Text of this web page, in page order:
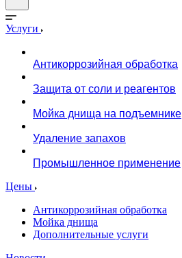
Услуги
Антикоррозийная обработка
Защита от соли и реагентов
Мойка днища на подъемнике
Удаление запахов
Промышленное применение
Цены
Антикоррозийная обработка
Мойка днища
Дополнительные услуги